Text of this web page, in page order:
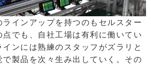
ラインアップを持つのもセルスター
点でも、自社工場は有利に働いてい
インには熟練のスタッフがズラリと
製品を次々生み出していく。その